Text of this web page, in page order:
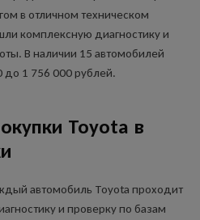
в отличном техническом
комплексную диагностику и
В наличии 15 автомобилей
до 1 756 000 рублей.
Toyota в
автомобиль Toyota проходит
и проверку по базам